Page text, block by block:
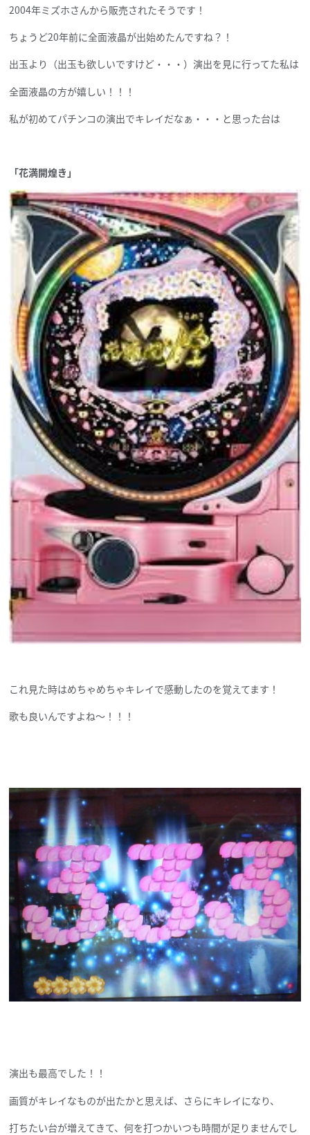
2004年ミズホさんから販売されたそうです！
ちょうど20年前に全面液晶が出始めたんですね？！
出玉より（出玉も欲しいですけど・・・）演出を見に行ってた私は
全面液晶の方が嬉しい！！！
私が初めてパチンコの演出でキレイだなぁ・・・と思った台は
「花満開煌き」
これ見た時はめちゃめちゃキレイで感動したのを覚えてます！
歌も良いんですよね～！！！
演出も最高でした！！
画質がキレイなものが出たかと思えば、さらにキレイになり、
打ちたい台が増えてきて、何を打つかいつも時間が足りませんでし